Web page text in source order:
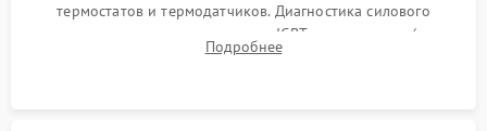
термостатов и термодатчиков. Диагностика силового
модуля, реле, диодных мостов и IGBT-транзисторов (для
индукции). Проверка кранов и газ-контроля (для газовых
Подробнее